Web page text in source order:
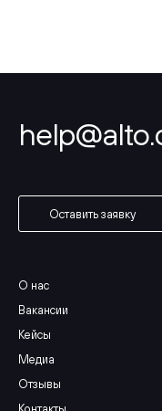
Оставить заявку
О нас
Вакансии
Кейсы
Медиа
Отзывы